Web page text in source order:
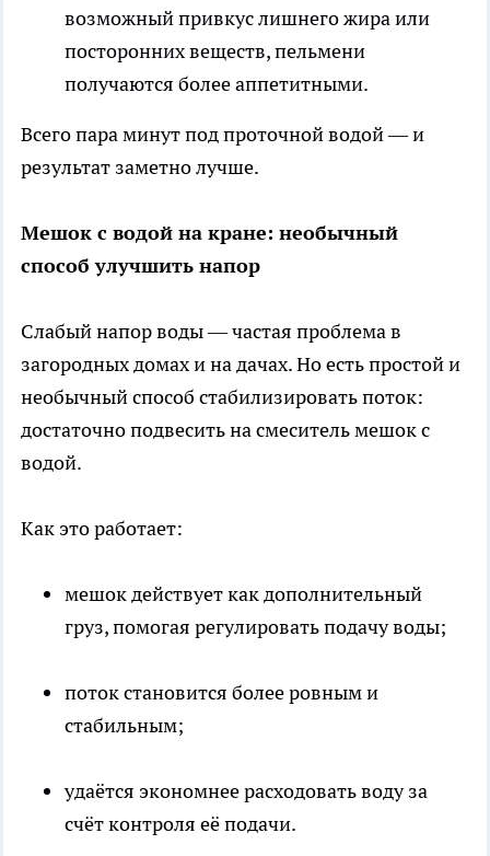
возможный привкус лишнего жира или
посторонних веществ, пельмени
получаются более аппетитными.
Всего пара минут под проточной водой — и
результат заметно лучше.
Мешок с водой на кране: необычный
способ улучшить напор
Слабый напор воды — частая проблема в
загородных домах и на дачах. Но есть простой и
необычный способ стабилизировать поток:
достаточно подвесить на смеситель мешок с
водой.
Как это работает:
мешок действует как дополнительный
груз, помогая регулировать подачу воды;
поток становится более ровным и
стабильным;
удаётся экономнее расходовать воду за
счёт контроля её подачи.